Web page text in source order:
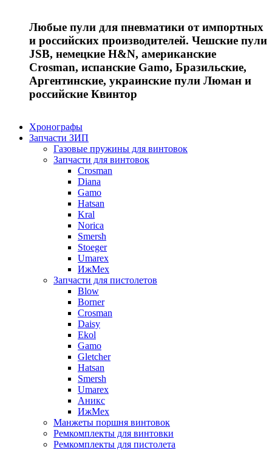
Любые пули для пневматики от импортных
и российских производителей. Чешские пули
JSB, немецкие H&N, американские
Crosman, испанские Gamo, Бразильские,
Аргентинские, украинские пули Люман и
российские Квинтор
Хронографы
Запчасти ЗИП
Газовые пружины для винтовок
Запчасти для винтовок
Crosman
Diana
Gamo
Hatsan
Kral
Norica
Smersh
Stoeger
Umarex
ИжМех
Запчасти для пистолетов
Blow
Borner
Crosman
Daisy
Ekol
Gamo
Gletcher
Hatsan
Smersh
Umarex
Аникс
ИжМех
Манжеты поршня винтовок
Ремкомплекты для винтовки
Ремкомплекты для пистолета